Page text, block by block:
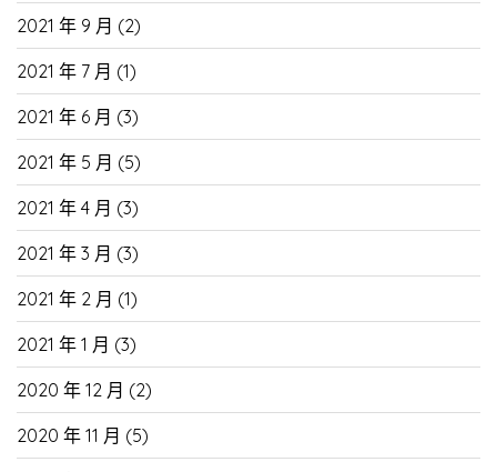
2021 年 9 月 (2)
2021 年 7 月 (1)
2021 年 6 月 (3)
2021 年 5 月 (5)
2021 年 4 月 (3)
2021 年 3 月 (3)
2021 年 2 月 (1)
2021 年 1 月 (3)
2020 年 12 月 (2)
2020 年 11 月 (5)